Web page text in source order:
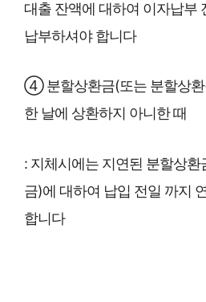
대출 잔액에 대하여 이자납부
납부하셔야 합니다
④ 분할상환금(또는 분할상환
한 날에 상환하지 아니한 때
: 지체시에는 지연된 분할상
금)에 대하여 납입 전일 까지
합니다